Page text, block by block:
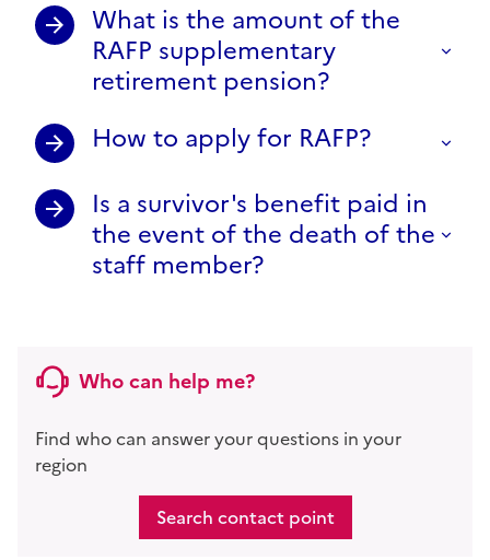
What is the amount of the
RAFP supplementary
retirement pension?
How to apply for RAFP?
Is a survivor's benefit paid in
the event of the death of the
staff member?
Who can help me?
Find who can answer your questions in your
region
Search contact point